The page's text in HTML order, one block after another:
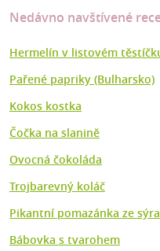
Nedávno navštívené
Hermelín v listovém
Pařené papriky (Bulharsko)
Kokos kostka
Čočka na slanině
Ovocná čokoláda
Trojbarevný koláč
Pikantní pomazánka ze
Bábovka s tvarohem